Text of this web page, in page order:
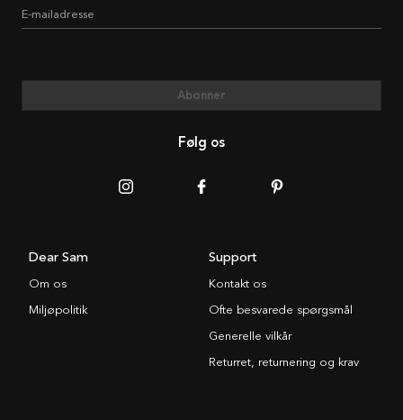
E-mailadresse
Abonner
Følg os
Dear Sam
Om os
Miljøpolitik
Support
Kontakt os
Ofte besvarede spørgsmål
Generelle vilkår
Returret, returnering og krav